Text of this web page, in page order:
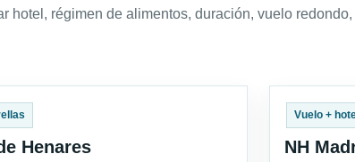
hotel, régimen de alimentos, duración, vuelo
Henares
Vuelo +
NH